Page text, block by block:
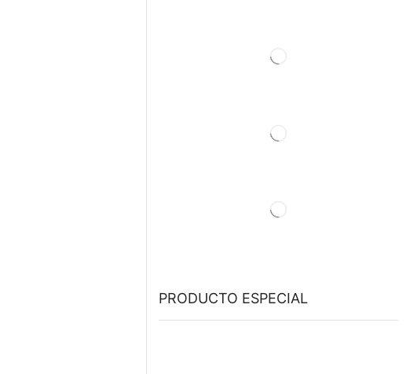
PRODUCTO ESPECIAL